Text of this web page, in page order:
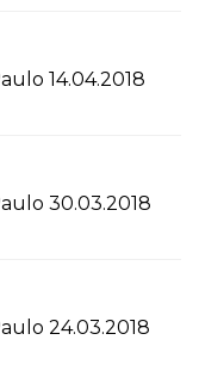
14.04.2018
30.03.2018
24.03.2018